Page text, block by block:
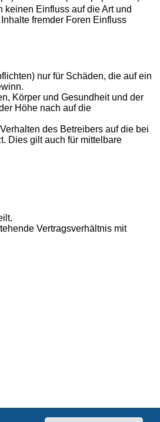
Einfluss auf die Art und
fremder Foren Einfluss
nur für Schäden, die auf ein
Körper und Gesundheit und der
Höhe nach auf die
des Betreibers auf die bei
Dies gilt auch für mittelbare
Vertragsverhältnis mit